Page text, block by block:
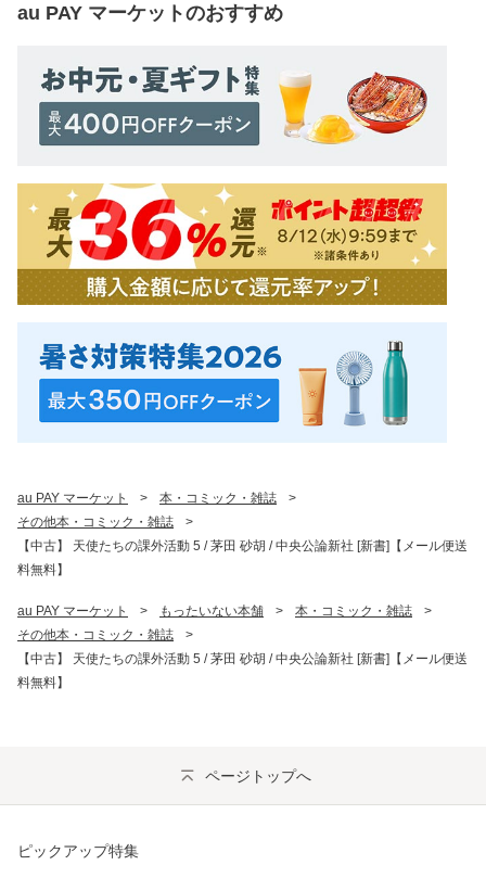
au PAY マーケットのおすすめ
au PAY マーケット > 本・コミック・雑誌
>
その他本・コミック・雑誌
>
【中古】 天使たちの課外活動 5 / 茅田 砂胡 / 中央公論新社 [新書]【メール便送
料無料】
au PAY マーケット > もったいない本舗 > 本・コミック・雑誌
>
その他本・コミック・雑誌
>
【中古】 天使たちの課外活動 5 / 茅田 砂胡 / 中央公論新社 [新書]【メール便送
料無料】
ページトップへ
ピックアップ特集